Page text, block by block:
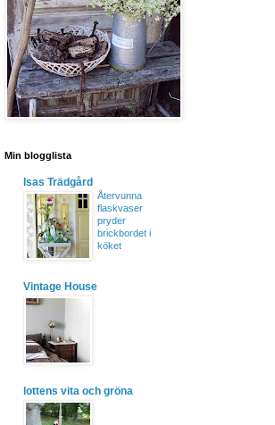
Min blogglista
Isas Trädgård
Återvunna
flaskvaser
pryder
brickbordet i
köket
Vintage House
lottens vita och gröna